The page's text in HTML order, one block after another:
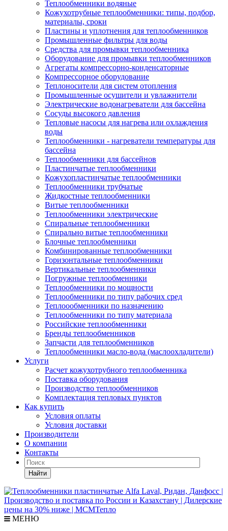
Теплообменники водяные
Кожухотрубные теплообменники: типы, подбор,
материалы, сроки
Пластины и уплотнения для теплообменников
Промышленные фильтры для воды
Средства для промывки теплообменника
Оборудование для промывки теплообменников
Агрегаты компрессорно-конденсаторные
Компрессорное оборудование
Теплоносители для систем отопления
Промышленные осушители и увлажнители
Электрические водонагреватели для бассейна
Сосуды высокого давления
Тепловые насосы для нагрева или охлаждения
воды
Теплообменники - нагреватели температуры для
бассейна
Теплообменники для бассейнов
Пластинчатые теплообменники
Кожухопластинчатые теплообменники
Теплообменники трубчатые
Жидкостные теплообменники
Витые теплообменники
Теплообменники электрические
Спиральные теплообменники
Спирально витые теплообменники
Блочные теплообменники
Комбинированные теплообменники
Горизонтальные теплообменники
Вертикальные теплообменники
Погружные теплообменники
Теплообменники по мощности
Теплообменники по типу рабочих сред
Теплоообменники по назначению
Теплообменники по типу материала
Российские теплообменники
Бренды теплообменников
Запчасти для теплообменников
Теплообменники масло-вода (маслоохладители)
Услуги
Расчет кожухотрубного теплообменника
Поставка оборудования
Производство теплообменников
Комплектация тепловых пунктов
Как купить
Условия оплаты
Условия доставки
Производители
О компании
Контакты
Найти
МЕНЮ